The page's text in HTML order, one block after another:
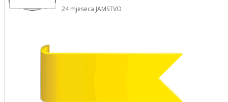
24 mjeseca JAMSTVO